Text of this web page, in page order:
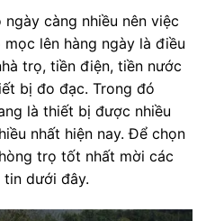
càng nhiều nên việc
lên hàng ngày là điều
trọ, tiền điện, tiền nước
bị đo đạc. Trong đó
là thiết bị được nhiều
nhất hiện nay. Để chọn
trọ tốt nhất mời các
dưới đây.